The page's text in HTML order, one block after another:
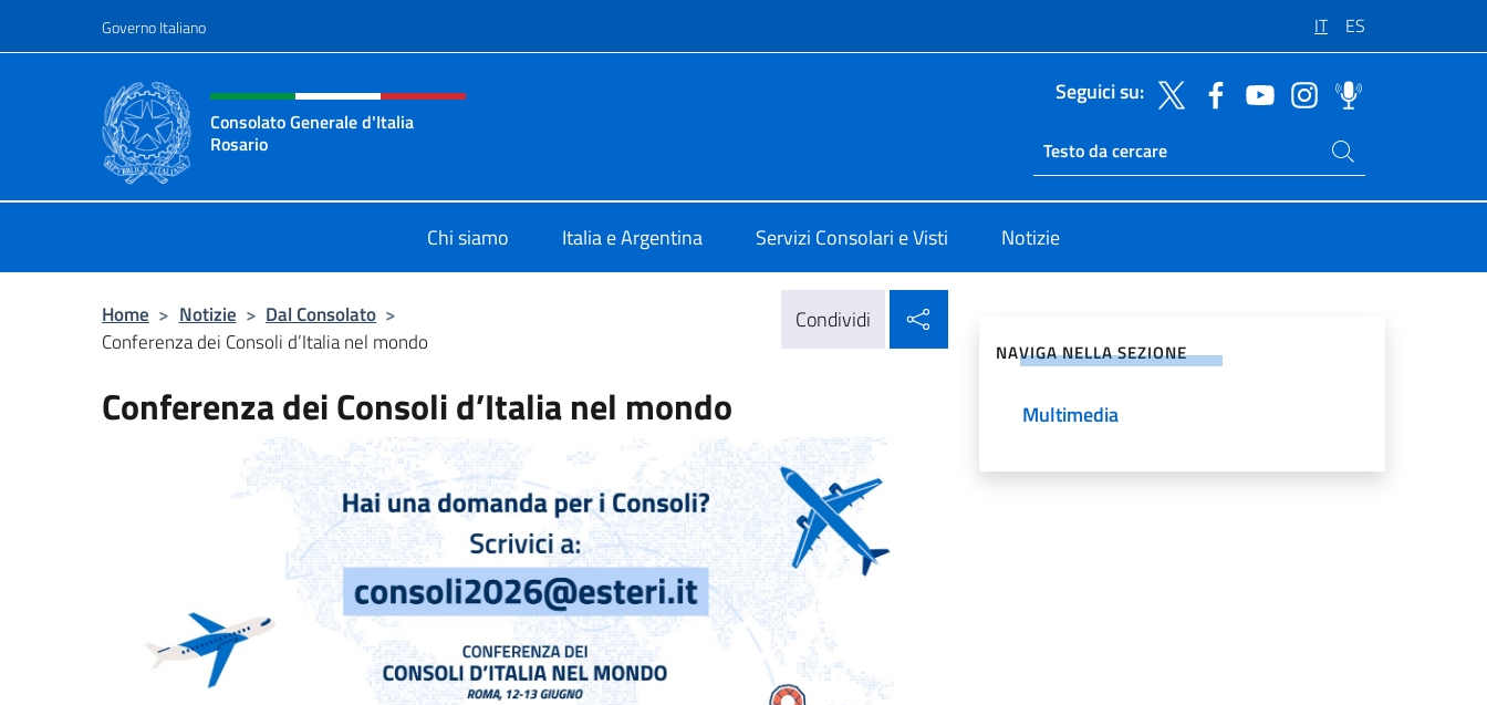
Governo Italiano IT ES
Intestazione sito, social e menù
Consolato Generale d'Italia
Rosario
Seguici su:
Ricerca sito live
Cerca nel sito
Chi siamo Italia e Argentina Servizi Consolari e Visti Notizie
Home > Notizie > Dal Consolato >
Conferenza dei Consoli d’Italia nel mondo
Condividi
Conferenza dei Consoli d’Italia nel mondo
NAVIGA NELLA SEZIONE
Multimedia